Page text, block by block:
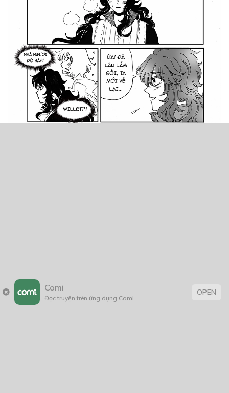
Comi
Đọc truyện trên ứng dụng Comi
OPEN